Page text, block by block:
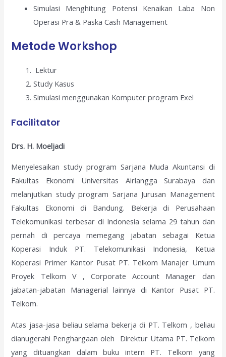
Simulasi Menghitung Potensi Kenaikan Laba Non
Operasi Pra & Paska Cash Management
Metode Workshop
Lektur
Study Kasus
Simulasi menggunakan Komputer program Exel
Facilitator
Drs. H. Moeljadi
Menyelesaikan study program Sarjana Muda Akuntansi di
Fakultas Ekonomi Universitas Airlangga Surabaya dan
melanjutkan study program Sarjana Jurusan Management
Fakultas Ekonomi di Bandung. Bekerja di Perusahaan
Telekomunikasi terbesar di Indonesia selama 29 tahun dan
pernah di percaya memegang jabatan sebagai Ketua
Koperasi Induk PT. Telekomunikasi Indonesia, Ketua
Koperasi Primer Kantor Pusat PT. Telkom Manajer Umum
Proyek Telkom V , Corporate Account Manager dan
jabatan-jabatan Managerial lainnya di Kantor Pusat PT.
Telkom.
Atas jasa-jasa beliau selama bekerja di PT. Telkom , beliau
dianugerahi Penghargaan oleh Direktur Utama PT. Telkom
yang dituangkan dalam buku intern PT. Telkom yang